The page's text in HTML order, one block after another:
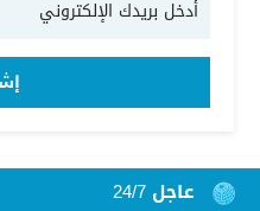
عاجل 24/7